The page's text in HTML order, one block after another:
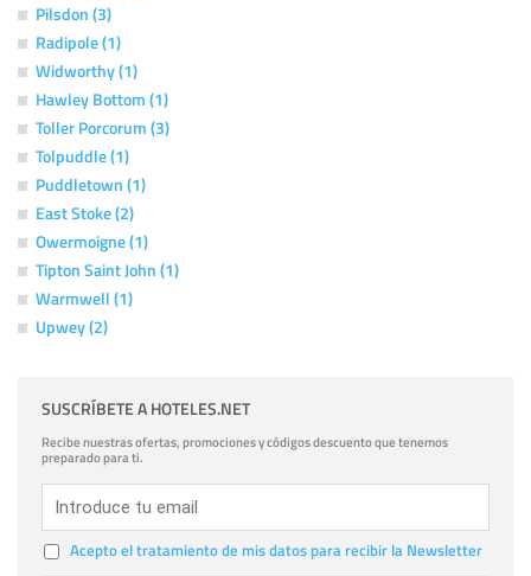
Pilsdon (3)
Radipole (1)
Widworthy (1)
Hawley Bottom (1)
Toller Porcorum (3)
Tolpuddle (1)
Puddletown (1)
East Stoke (2)
Owermoigne (1)
Tipton Saint John (1)
Warmwell (1)
Upwey (2)
SUSCRÍBETE A HOTELES.NET
Recibe nuestras ofertas, promociones y códigos descuento que tenemos
preparado para ti.
Acepto el tratamiento de mis datos para recibir la Newsletter